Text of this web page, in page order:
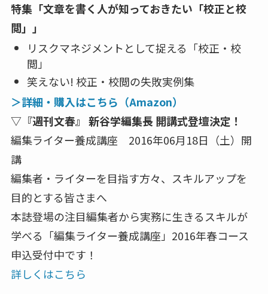
特集「文章を書く人が知っておきたい「校正と校
閲」」
リスクマネジメントとして捉える「校正・校
閲」
笑えない! 校正・校閲の失敗実例集
＞詳細・購入はこちら（Amazon）
▽『週刊文春』 新谷学編集長 開講式登壇決定！
編集ライター養成講座 2016年06月18日（土）開
講
編集者・ライターを目指す方々、スキルアップを
目的とする皆さまへ
本誌登場の注目編集者から実務に生きるスキルが
学べる「編集ライター養成講座」2016年春コース
申込受付中です！
詳しくはこちら